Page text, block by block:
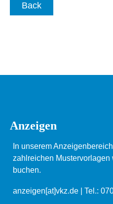
Back
Anzeigen
In unserem
zahlreichen
buchen.
anzeigen[at]vkz.de | Tel.: